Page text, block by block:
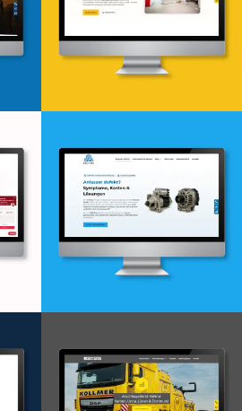
Webdesign & -entwicklung
Webdesign & -entwicklung